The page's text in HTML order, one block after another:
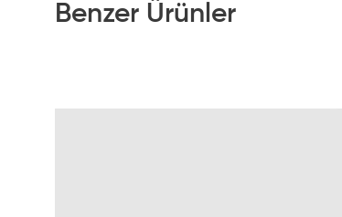
Benzer Ürünler